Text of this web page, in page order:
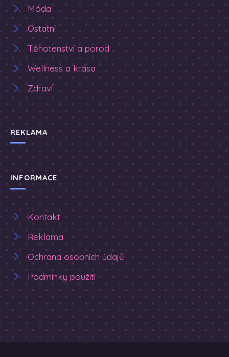
Móda
Ostatní
Těhotenství a porod
Wellness a krása
Zdraví
REKLAMA
INFORMACE
Kontakt
Reklama
Ochrana osobních údajů
Podmínky použití